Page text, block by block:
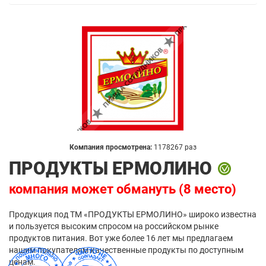
Компания просмотрена: 1178267 раз
ПРОДУКТЫ ЕРМОЛИНО
компания может обмануть (8 место)
Продукция под ТМ «ПРОДУКТЫ ЕРМОЛИНО» широко известна
и пользуется высоким спросом на российском рынке
продуктов питания. Вот уже более 16 лет мы предлагаем
нашим покупателям качественные продукты по доступным
ценам.